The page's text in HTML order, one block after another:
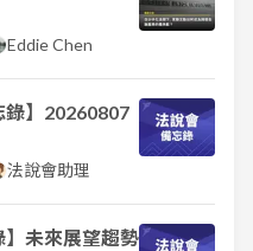
Eddie Chen
錄】20260807
法說會助理
】未來展望趨勢